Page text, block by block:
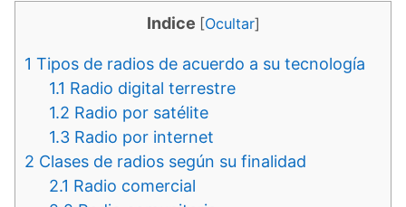
Indice [Ocultar]
1 Tipos de radios de acuerdo a su tecnología
1.1 Radio digital terrestre
1.2 Radio por satélite
1.3 Radio por internet
2 Clases de radios según su finalidad
2.1 Radio comercial